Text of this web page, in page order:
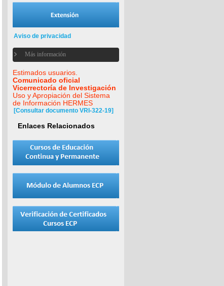
Aviso de privacidad
Más información
Estimados usuarios.
Comunicado oficial
Vicerrectoría de Investigación
Uso y Apropiación del Sistema
de Información HERMES
[Consultar documento VRI-322-19]
Enlaces Relacionados